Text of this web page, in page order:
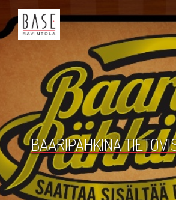
BAARIPÄHKINÄ